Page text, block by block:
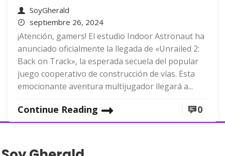
SoyGherald
septiembre 26, 2024
¡Atención, gamers! El estudio Indoor Astronaut ha
anunciado oficialmente la llegada de «Unrailed 2:
Back on Track», la esperada secuela del popular
juego cooperativo de construcción de vías. Esta
emocionante aventura multijugador llegará a...
Continue Reading 0